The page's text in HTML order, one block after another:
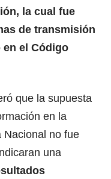
la cual fue
de transmisión
el Código
que la supuesta
en la
Nacional no fue
una